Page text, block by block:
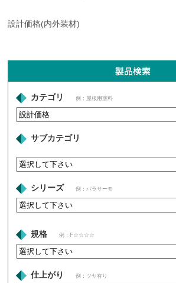
設計価格(内外装材)
カテゴリ 例：屋根用塗料
サブカテゴリ
シリーズ 例：パラサーモ
規格 例：F☆☆☆☆
仕上がり 例：ツヤ有り